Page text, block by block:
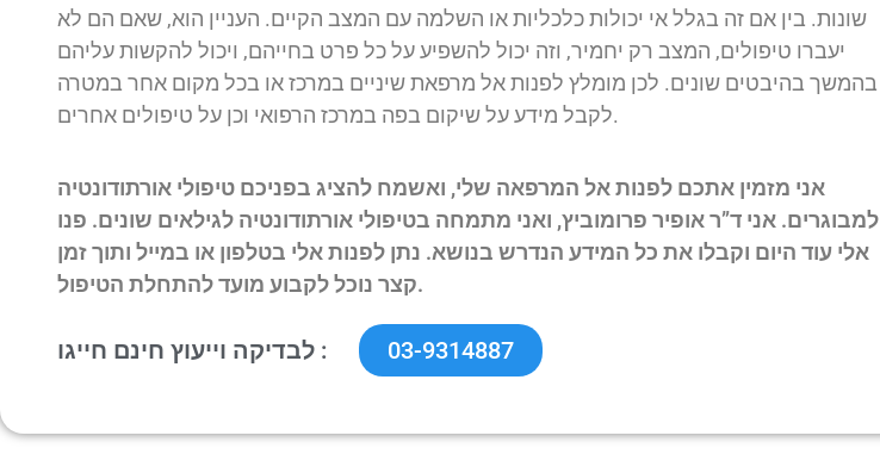
שונות. בין אם זה בגלל אי יכולות כלכליות או השלמה עם המצב הקיים. העניין הוא, שאם הם לא
יעברו טיפולים, המצב רק יחמיר, וזה יכול להשפיע על כל פרט בחייהם, ויכול להקשות עליהם
בהמשך בהיבטים שונים. לכן מומלץ לפנות אל מרפאת שיניים במרכז או בכל מקום אחר במטרה
לקבל מידע על שיקום בפה במרכז הרפואי וכן על טיפולים אחרים.
אני מזמין אתכם לפנות אל המרפאה שלי, ואשמח להציג בפניכם טיפולי אורתודונטיה
למבוגרים. אני ד”ר אופיר פרומוביץ, ואני מתמחה בטיפולי אורתודונטיה לגילאים שונים. פנו
אלי עוד היום וקבלו את כל המידע הנדרש בנושא. נתן לפנות אלי בטלפון או במייל ותוך זמן
קצר נוכל לקבוע מועד להתחלת הטיפול.
לבדיקה וייעוץ חינם חייגו : 03-9314887